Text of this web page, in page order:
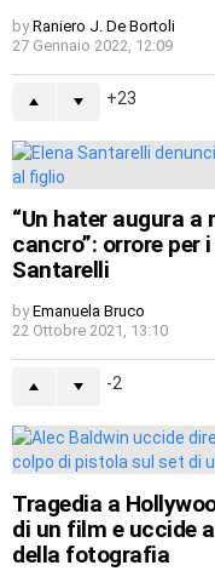
by Raniero J. De Bortoli
27 Gennaio 2022, 12:09
23
“Un hater augura
cancro”: orrore per
Santarelli
by Emanuela Bruco
22 Ottobre 2021, 13:10
-2
Tragedia a
di un film e uccide
della fotografia